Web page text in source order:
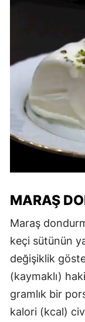
MARAŞ
Maraş
keçi sütünün
değişiklik
(kaymaklı)
gramlık bir
kalori (kcal)